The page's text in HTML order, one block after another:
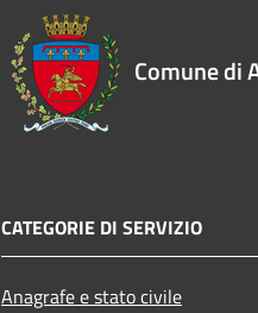
Comune di
CATEGORIE DI SERVIZIO
Anagrafe e stato civile